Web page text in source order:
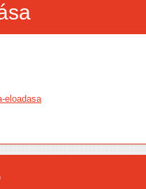
eloadasa